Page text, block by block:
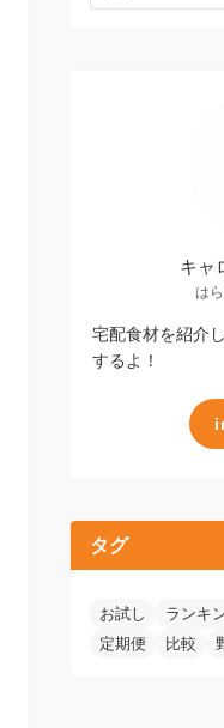
キャ
は
宅配食材を紹介
するよ！
タグ
お試し ランキ
定期便
比較